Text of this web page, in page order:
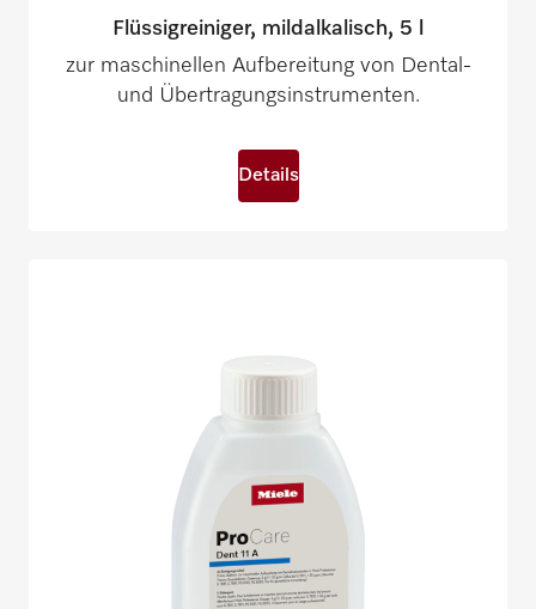
Flüssigreiniger, mildalkalisch, 5 l
zur maschinellen Aufbereitung von Dental-
und Übertragungsinstrumenten.
Details